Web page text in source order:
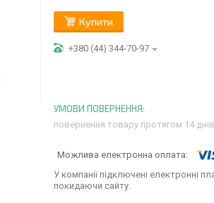
Купити
+380 (44) 344-70-97
повернення товару протягом 14 днів
У компанії підключені електронні
покидаючи сайту.